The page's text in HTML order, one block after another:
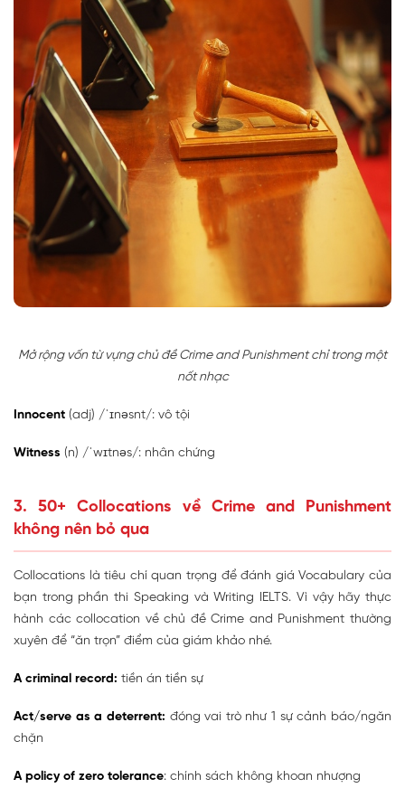
Mở rộng vốn từ vựng chủ đề Crime and Punishment chỉ trong một
nốt nhạc
Innocent (adj) /ˈɪnəsnt/: vô tội
Witness (n) /ˈwɪtnəs/: nhân chứng
3. 50+ Collocations về Crime and Punishment
không nên bỏ qua
Collocations là tiêu chí quan trọng để đánh giá Vocabulary của
bạn trong phần thi Speaking và Writing IELTS. Vì vậy hãy thực
hành các collocation về chủ đề Crime and Punishment thường
xuyên để “ăn trọn” điểm của giám khảo nhé.
A criminal record: tiền án tiền sự
Act/serve as a deterrent: đóng vai trò như 1 sự cảnh báo/ngăn
chặn
A policy of zero tolerance: chính sách không khoan nhượng